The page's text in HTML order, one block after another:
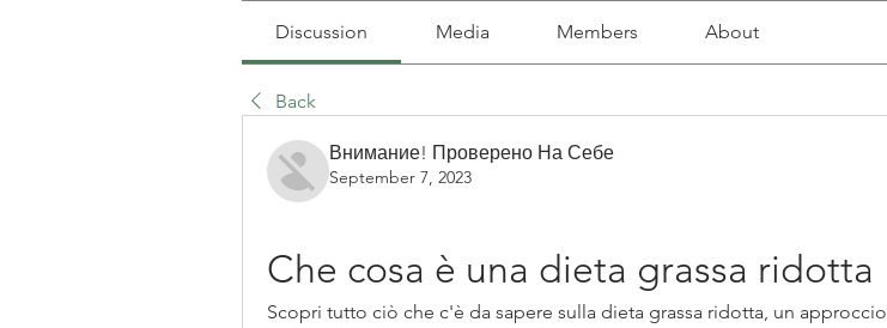
Discussion Media Members About
Back
Внимание! Проверено На Себе
September 7, 2023
Che cosa è una dieta grassa ridotta
Scopri tutto ciò che c'è da sapere sulla dieta grassa ridotta, un approccio